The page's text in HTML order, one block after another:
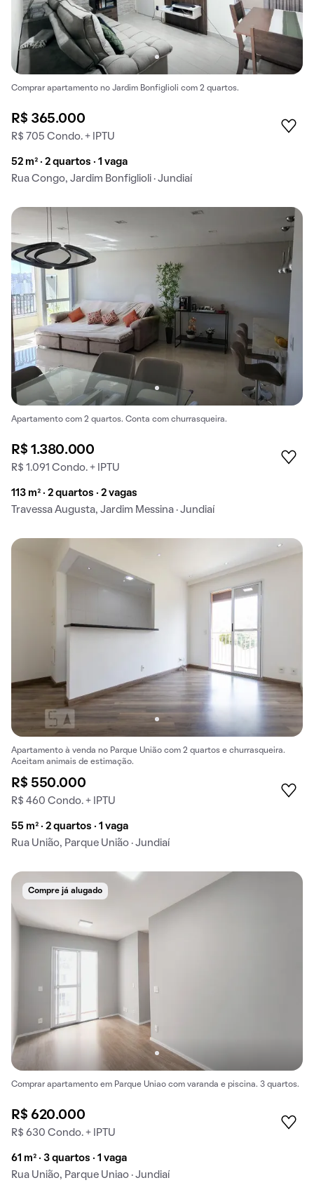
Comprar apartamento no Jardim Bonfiglioli com 2 quartos.
R$ 365.000
R$ 705 Condo. + IPTU
52 m² · 2 quartos · 1 vaga
Rua Congo, Jardim Bonfiglioli · Jundiaí
Apartamento com 2 quartos. Conta com churrasqueira.
R$ 1.380.000
R$ 1.091 Condo. + IPTU
113 m² · 2 quartos · 2 vagas
Travessa Augusta, Jardim Messina · Jundiaí
Apartamento à venda no Parque União com 2 quartos e churrasqueira.
Aceitam animais de estimação.
R$ 550.000
R$ 460 Condo. + IPTU
55 m² · 2 quartos · 1 vaga
Rua União, Parque União · Jundiaí
Compre já alugado
Comprar apartamento em Parque Uniao com varanda e piscina. 3 quartos.
R$ 620.000
R$ 630 Condo. + IPTU
61 m² · 3 quartos · 1 vaga
Rua União, Parque Uniao · Jundiaí